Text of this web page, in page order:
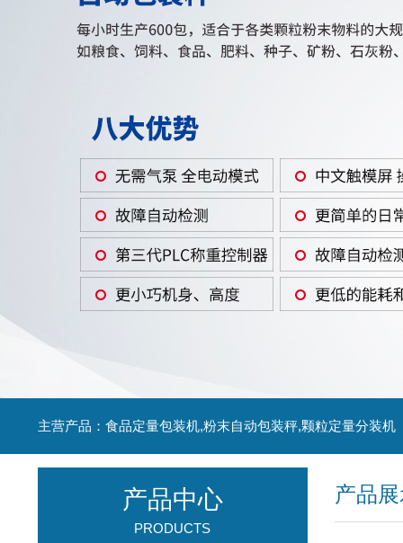
主营产品：食品定量包装机,粉末自动包装秤,颗粒定量分装机
产品
产品中心
PRODUCTS